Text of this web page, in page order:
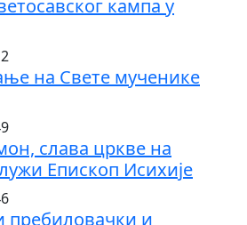
кампа у
на Свете мученике
слава цркве на
Епископ Исихије
пребиловачки и